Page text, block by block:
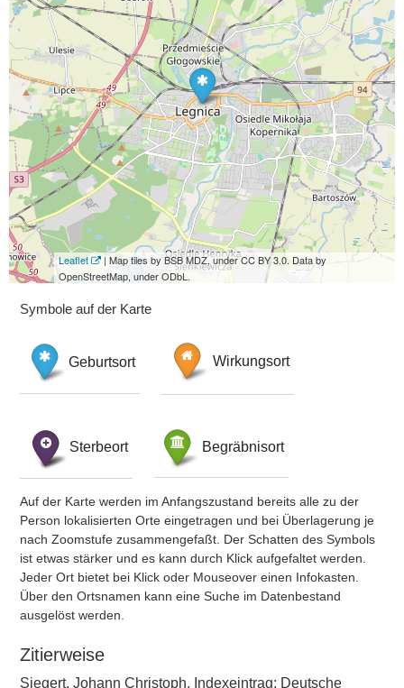
Leaflet
| Map tiles by BSB MDZ, under CC BY 3.0. Data by
OpenStreetMap, under ODbL.
Symbole auf der Karte
Geburtsort Wirkungsort
Sterbeort Begräbnisort
Auf der Karte werden im Anfangszustand bereits alle zu der
Person lokalisierten Orte eingetragen und bei Überlagerung je
nach Zoomstufe zusammengefaßt. Der Schatten des Symbols
ist etwas stärker und es kann durch Klick aufgefaltet werden.
Jeder Ort bietet bei Klick oder Mouseover einen Infokasten.
Über den Ortsnamen kann eine Suche im Datenbestand
ausgelöst werden.
Zitierweise
Siegert, Johann Christoph, Indexeintrag: Deutsche